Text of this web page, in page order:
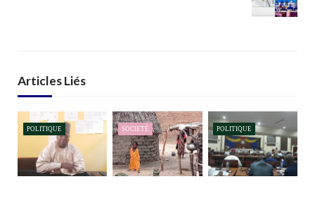
Articles Liés
POLITIQUE SOCIETÉ POLITIQUE